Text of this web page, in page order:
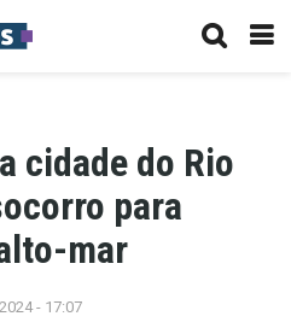
cidade do Rio
para
mar
- 17:07